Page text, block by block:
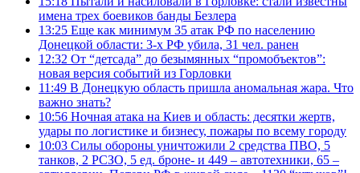
имена трех боевиков банды Безлера
13:25 Еще как минимум 35 атак РФ по населению
Донецкой области: 3-х РФ убила, 31 чел. ранен
12:32 От “детсада” до безымянных “промобъектов”:
новая версия событий из Горловки
11:49 В Донецкую область пришла аномальная жара. Что
важно знать?
10:56 Ночная атака на Киев и область: десятки жертв,
удары по логистике и бизнесу, пожары по всему городу
10:03 Силы обороны уничтожили 2 средства ПВО, 5
танков, 2 РСЗО, 5 ед. броне- и 449 – автотехники, 65 –